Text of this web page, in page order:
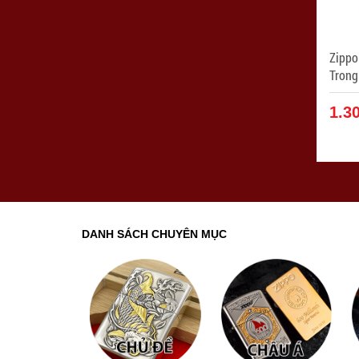
Trong
DANH SÁCH CHUYÊN MỤC